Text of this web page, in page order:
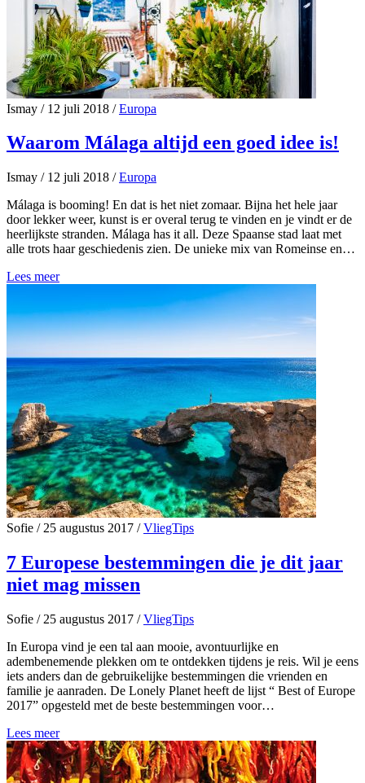
Ismay /12 juli 2018 / Europa
Waarom Málaga altijd een goed idee is!
Ismay /12 juli 2018 / Europa
Málaga is booming! En dat is het niet zomaar. Bijna het hele jaar
door lekker weer, kunst is er overal terug te vinden en je vindt er de
heerlijkste stranden. Málaga has it all. Deze Spaanse stad laat met
alle trots haar geschiedenis zien. De unieke mix van Romeinse en…
Lees meer
Sofie /25 augustus 2017 / VliegTips
7 Europese bestemmingen die je dit jaar
niet mag missen
Sofie /25 augustus 2017 / VliegTips
In Europa vind je een tal aan mooie, avontuurlijke en
adembenemende plekken om te ontdekken tijdens je reis. Wil je eens
iets anders dan de gebruikelijke bestemmingen die vrienden en
familie je aanraden. De Lonely Planet heeft de lijst “ Best of Europe
2017” opgesteld met de beste bestemmingen voor…
Lees meer